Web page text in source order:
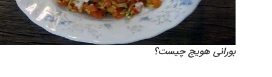
بورانی هویج چیست؟